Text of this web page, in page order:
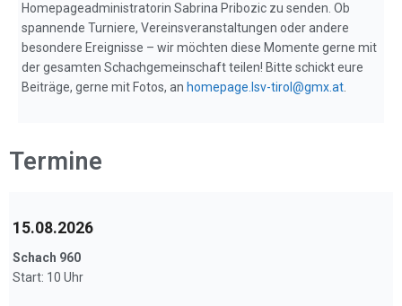
Homepageadministratorin Sabrina Pribozic zu senden. Ob
spannende Turniere, Vereinsveranstaltungen oder andere
besondere Ereignisse – wir möchten diese Momente gerne mit
der gesamten Schachgemeinschaft teilen! Bitte schickt eure
Beiträge, gerne mit Fotos, an homepage.lsv-tirol@gmx.at
Termine
15.08.2026
Schach 960
Start: 10 Uhr